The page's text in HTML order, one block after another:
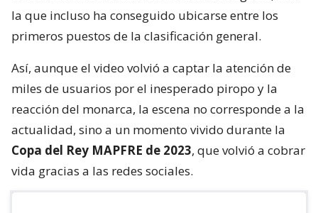
la que incluso ha conseguido ubicarse entre los
primeros puestos de la clasificación general.
Así, aunque el video volvió a captar la atención de
miles de usuarios por el inesperado piropo y la
reacción del monarca, la escena no corresponde a la
actualidad, sino a un momento vivido durante la
Copa del Rey MAPFRE de 2023, que volvió a cobrar
vida gracias a las redes sociales.